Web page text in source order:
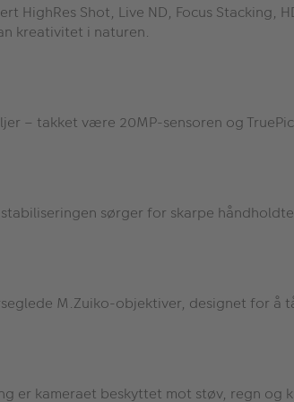
HighRes Shot, Live ND, Focus Stacking,
kreativitet i naturen.
– takket være 20MP-sensoren og
sørger for skarpe
M.Zuiko-objektiver, designet for å
kameraet beskyttet mot støv, regn og